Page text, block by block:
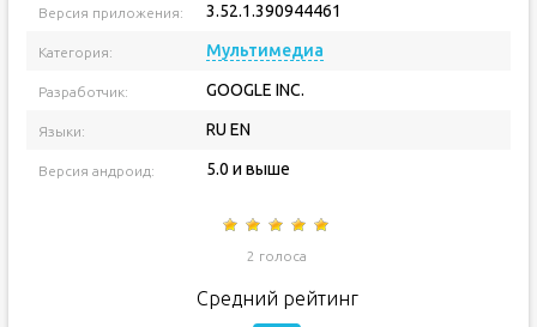
Версия приложения: 3.52.1.390944461
Категория: Мультимедиа
Разработчик: GOOGLE INC.
Языки: RU EN
Версия андроид: 5.0 и выше
2 голоса
Средний рейтинг